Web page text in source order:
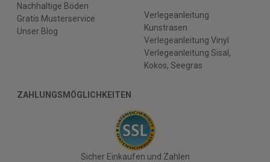
Nachhaltige Böden
Gratis Musterservice
Unser Blog
Verlegeanleitung
Kunstrasen
Verlegeanleitung Vinyl
Verlegeanleitung Sisal,
Kokos, Seegras
ZAHLUNGSMÖGLICHKEITEN
Sicher Einkaufen und Zahlen